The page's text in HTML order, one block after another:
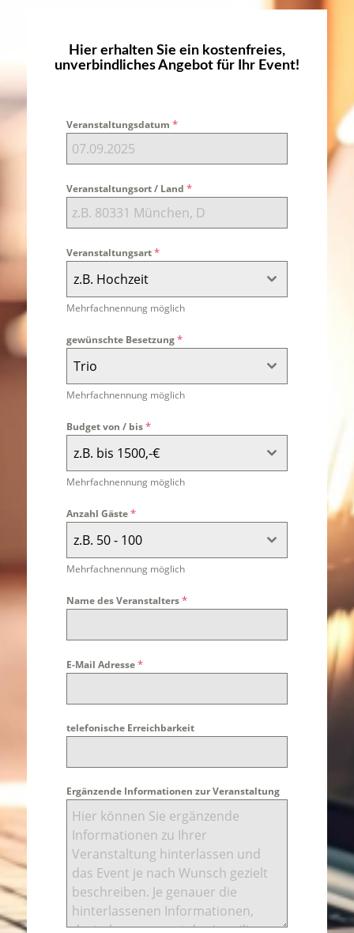
Hier erhalten Sie ein kostenfreies,
unverbindliches Angebot für Ihr Event!
Veranstaltungsdatum *
Veranstaltungsort / Land *
Veranstaltungsart*
z.B. Hochzeit
Mehrfachnennung möglich
gewünschte Besetzung*
Trio
Mehrfachnennung möglich
Budget von / bis*
z.B. bis 1500,-€
Mehrfachnennung möglich
Anzahl Gäste*
z.B. 50 - 100
Mehrfachnennung möglich
Name des Veranstalters*
E-Mail Adresse*
telefonische Erreichbarkeit
Ergänzende Informationen zur Veranstaltung